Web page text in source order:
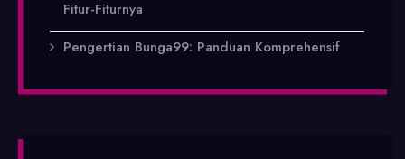
Fitur-Fiturnya
Pengertian Bunga99: Panduan Komprehensif